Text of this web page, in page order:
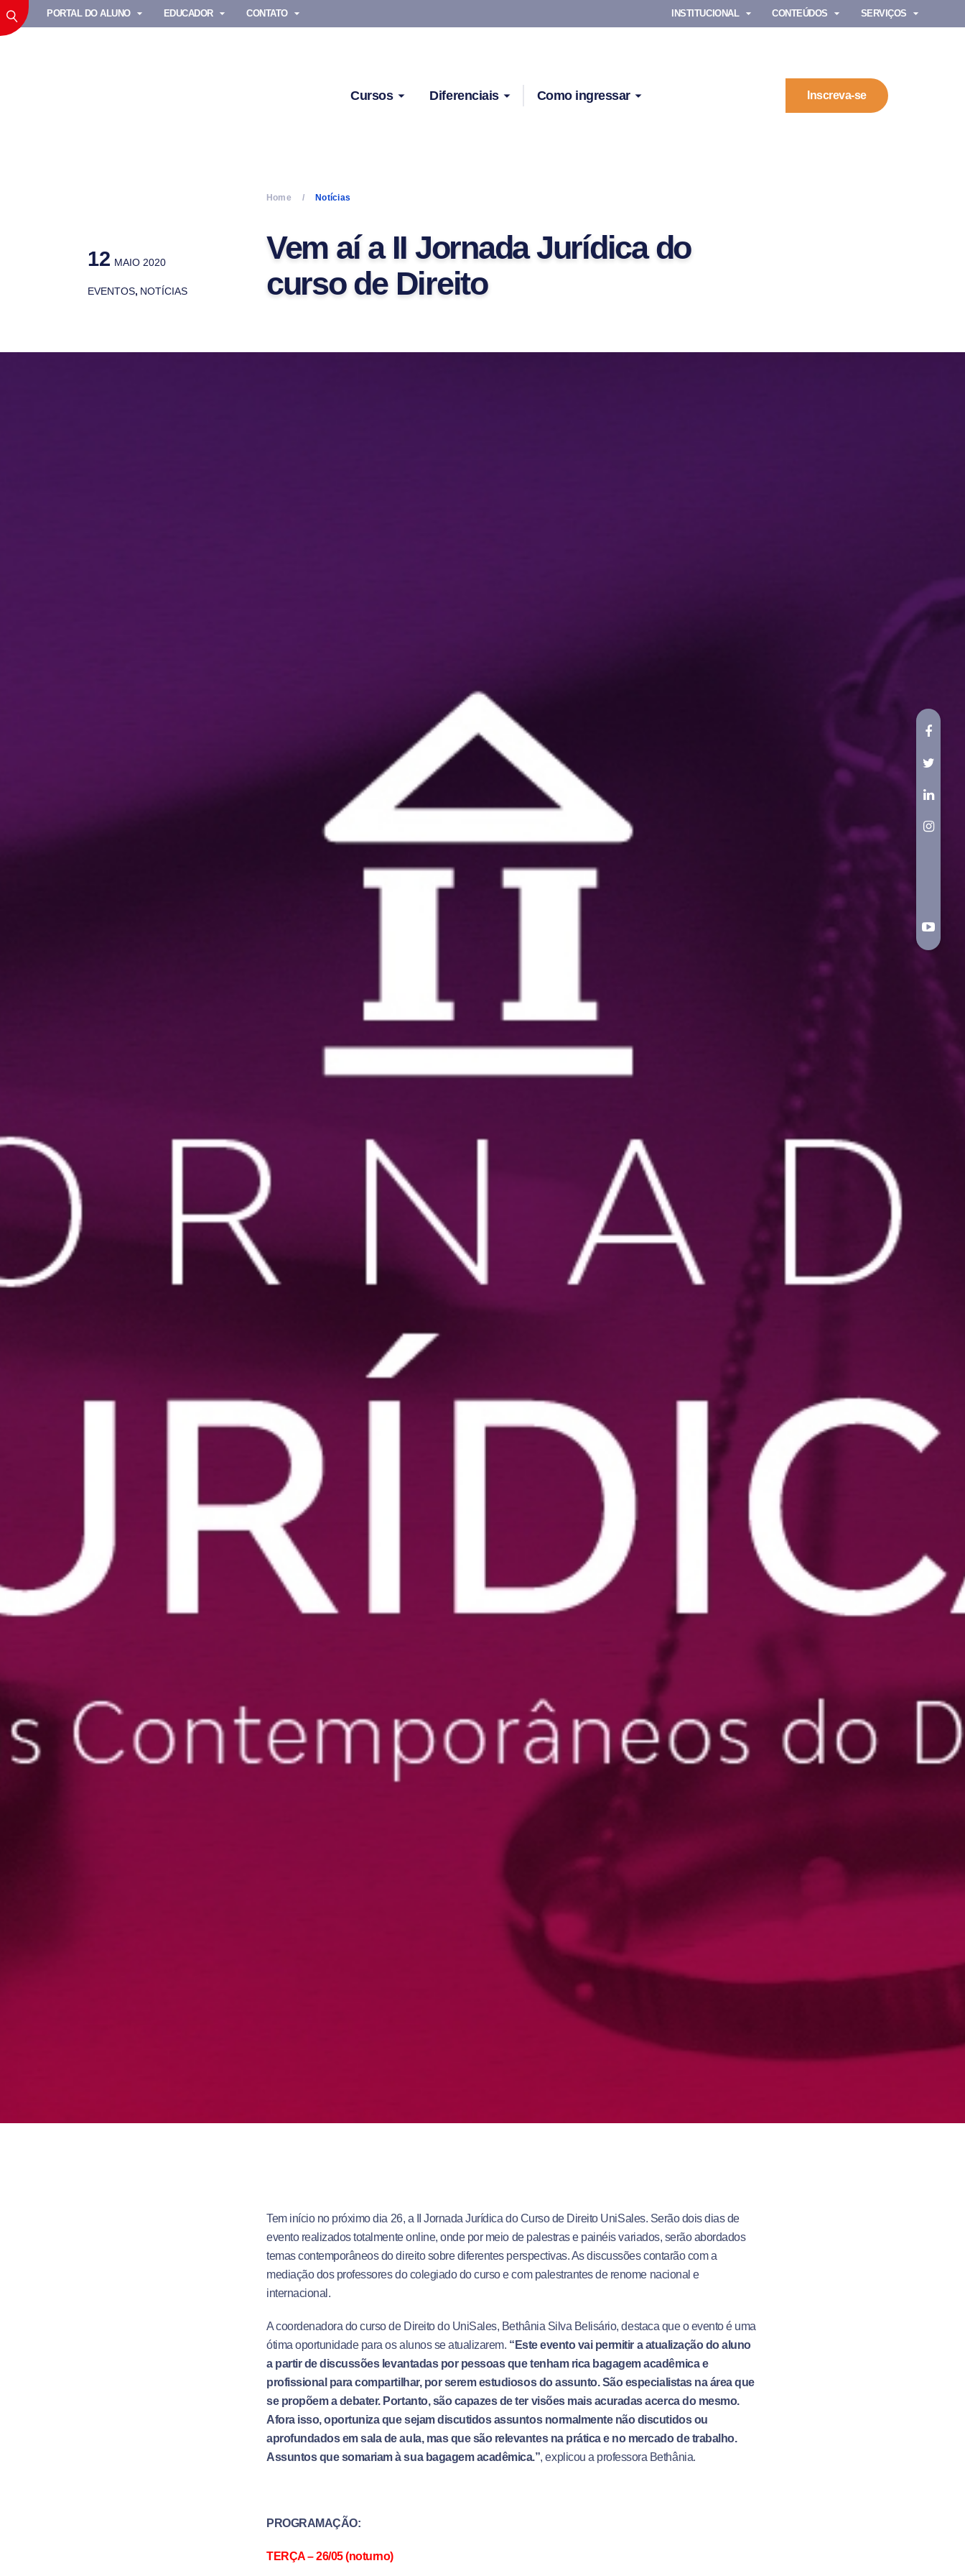
PORTAL DO ALUNO EDUCADOR CONTATO INSTITUCIONAL CONTEÚDOS SERVIÇOS
Cursos Diferenciais Como ingressar Inscreva-se
12 MAIO 2020
EVENTOS, NOTÍCIAS
Home Notícias
Vem aí a II Jornada Jurídica do
curso de Direito
Tem início no próximo dia 26, a II Jornada Jurídica do Curso de Direito UniSales. Serão dois dias de
evento realizados totalmente online, onde por meio de palestras e painéis variados, serão abordados
temas contemporâneos do direito sobre diferentes perspectivas. As discussões contarão com a
mediação dos professores do colegiado do curso e com palestrantes de renome nacional e
internacional.
A coordenadora do curso de Direito do UniSales, Bethânia Silva Belisário, destaca que o evento é uma
ótima oportunidade para os alunos se atualizarem. “Este evento vai permitir a atualização do aluno
a partir de discussões levantadas por pessoas que tenham rica bagagem acadêmica e
profissional para compartilhar, por serem estudiosos do assunto. São especialistas na área que
se propõem a debater. Portanto, são capazes de ter visões mais acuradas acerca do mesmo.
Afora isso, oportuniza que sejam discutidos assuntos normalmente não discutidos ou
aprofundados em sala de aula, mas que são relevantes na prática e no mercado de trabalho.
Assuntos que somariam à sua bagagem acadêmica.”, explicou a professora Bethânia.
PROGRAMAÇÃO:
TERÇA – 26/05 (noturno)